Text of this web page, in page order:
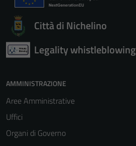
Città di Nichelino
Legality whistleblowing
AMMINISTRAZIONE
Aree Amministrative
Uffici
Organi di Governo